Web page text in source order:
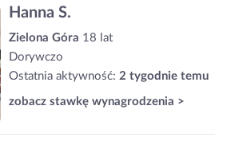
Hanna S.
Zielona Góra 18 lat
Dorywczo
Ostatnia aktywność: 2 tygodnie temu
zobacz stawkę wynagrodzenia >